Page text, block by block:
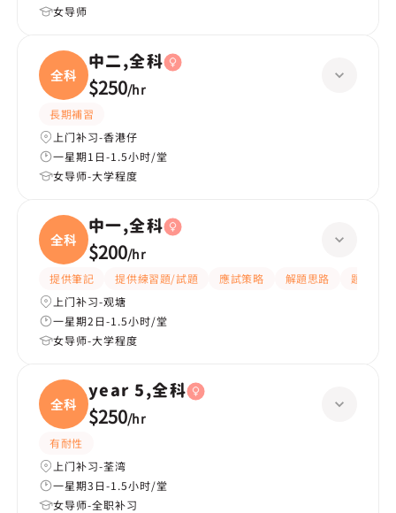
女导师
全科
中二,全科
$250/hr
長期補習
上门补习-香港仔
一星期1日-1.5小时/堂
女导师-大学程度
全科
中一,全科
$200/hr
提供筆記 提供練習題/試題 應試策略 解題思路
題目講解
上门补习-观塘
一星期2日-1.5小时/堂
女导师-大学程度
全科
year 5,全科
$250/hr
有耐性
上门补习-荃湾
一星期3日-1.5小时/堂
女导师-全职补习